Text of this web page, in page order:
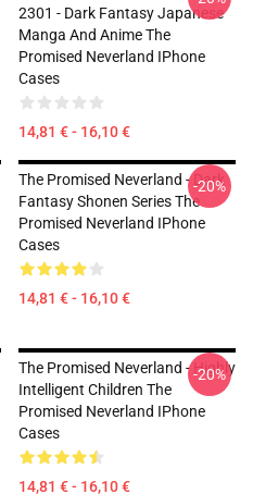
2301 - Dark Fantasy Japanese
Manga And Anime The
Promised Neverland IPhone
Cases
14,81 € - 16,10 €
The Promised Neverland - Dark
Fantasy Shonen Series The
Promised Neverland IPhone
Cases
14,81 € - 16,10 €
-20%
The Promised Neverland - Highly
Intelligent Children The
Promised Neverland IPhone
Cases
14,81 € - 16,10 €
-20%